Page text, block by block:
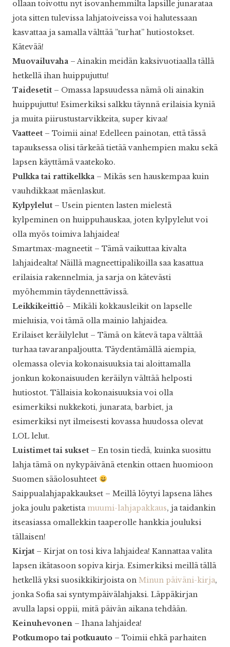
ollaan toivottu nyt isovanhemmilta lapsille junarataa
jota sitten tulevissa lahjatoiveissa voi halutessaan
kasvattaa ja samalla välttää ”turhat” hutiostokset.
Kätevää!
Muovailuvaha – Ainakin meidän kaksivuotiaalla tällä
hetkellä ihan huippujuttu!
Taidesetit – Omassa lapsuudessa nämä oli ainakin
huippujuttu! Esimerkiksi salkku täynnä erilaisia kyniä
ja muita piirustustarvikkeita, super kivaa!
Vaatteet – Toimii aina! Edelleen painotan, että tässä
tapauksessa olisi tärkeää tietää vanhempien maku sekä
lapsen käyttämä vaatekoko.
Pulkka tai rattikelkka – Mikäs sen hauskempaa kuin
vauhdikkaat mäenlaskut.
Kylpylelut – Usein pienten lasten mielestä
kylpeminen on huippuhauskaa, joten kylpylelut voi
olla myös toimiva lahjaidea!
Smartmax-magneetit – Tämä vaikuttaa kivalta
lahjaidealta! Näillä magneettipalikoilla saa kasattua
erilaisia rakennelmia, ja sarja on kätevästi
myöhemmin täydennettävissä.
Leikkikeittiö – Mikäli kokkausleikit on lapselle
mieluisia, voi tämä olla mainio lahjaidea.
Erilaiset keräilylelut – Tämä on kätevä tapa välttää
turhaa tavaranpaljoutta. Täydentämällä aiempia,
olemassa olevia kokonaisuuksia tai aloittamalla
jonkun kokonaisuuden keräilyn välttää helposti
hutiostot. Tällaisia kokonaisuuksia voi olla
esimerkiksi nukkekoti, junarata, barbiet, ja
esimerkiksi nyt ilmeisesti kovassa huudossa olevat
LOL lelut.
Luistimet tai sukset – En tosin tiedä, kuinka suosittu
lahja tämä on nykypäivänä etenkin ottaen huomioon
Suomen sääolosuhteet
Saippualahjapakkaukset – Meillä löytyi lapsena lähes
joka joulu paketista muumi-lahjapakkaus, ja taidankin
itseasiassa omallekkin taaperolle hankkia jouluksi
tällaisen!
Kirjat – Kirjat on tosi kiva lahjaidea! Kannattaa valita
lapsen ikätasoon sopiva kirja. Esimerkiksi meillä tällä
hetkellä yksi suosikkikirjoista on Minun päiväni-kirja,
jonka Sofia sai syntympäivälahjaksi. Läppäkirjan
avulla lapsi oppii, mitä päivän aikana tehdään.
Keinuhevonen – Ihana lahjaidea!
Potkumopo tai potkuauto – Toimii ehkä parhaiten